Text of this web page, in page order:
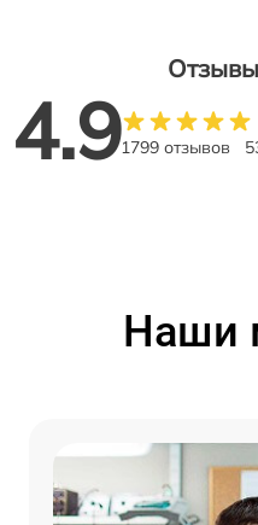
4.91799 отзывов
Наши